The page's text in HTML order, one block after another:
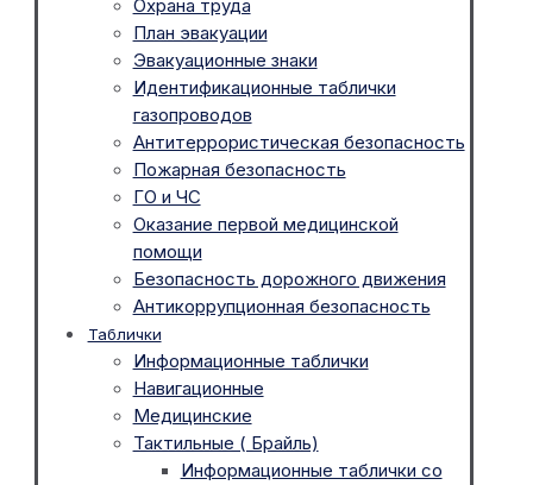
Охрана труда
План эвакуации
Эвакуационные знаки
Идентификационные таблички
газопроводов
Антитеррористическая безопасность
Пожарная безопасность
ГО и ЧС
Оказание первой медицинской
помощи
Безопасность дорожного движения
Антикоррупционная безопасность
Таблички
Информационные таблички
Навигационные
Медицинские
Тактильные ( Брайль)
Информационные таблички со